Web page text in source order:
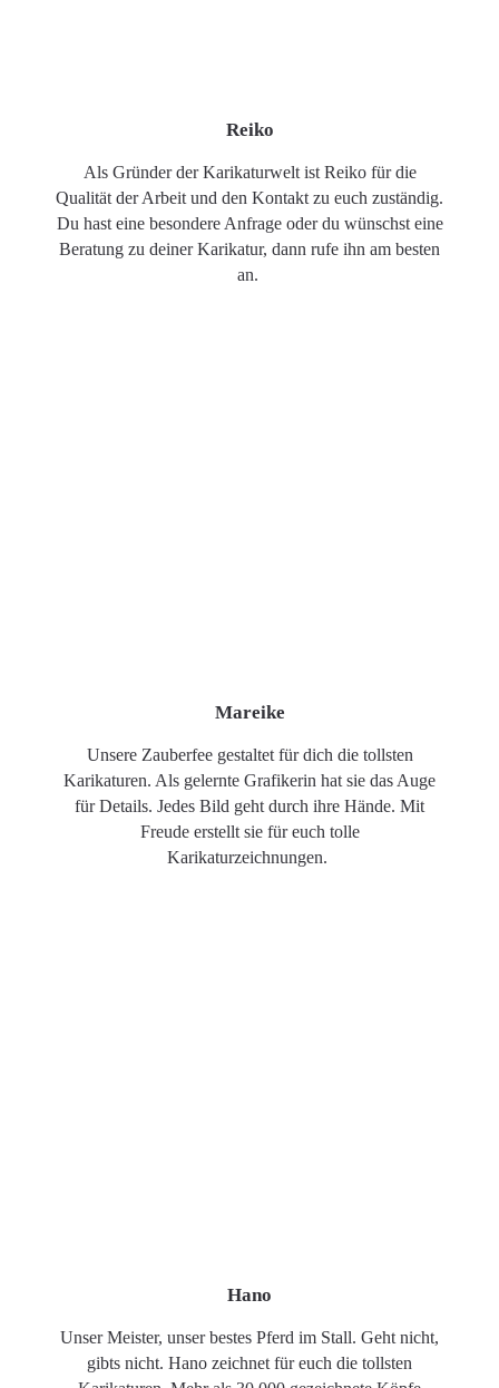
Reiko
Als Gründer der Karikaturwelt ist Reiko für die
Qualität der Arbeit und den Kontakt zu euch zuständig.
Du hast eine besondere Anfrage oder du wünschst eine
Beratung zu deiner Karikatur, dann rufe ihn am besten
an.
Mareike
Unsere Zauberfee gestaltet für dich die tollsten
Karikaturen. Als gelernte Grafikerin hat sie das Auge
für Details. Jedes Bild geht durch ihre Hände. Mit
Freude erstellt sie für euch tolle
Karikaturzeichnungen.
Hano
Unser Meister, unser bestes Pferd im Stall. Geht nicht,
gibts nicht. Hano zeichnet für euch die tollsten